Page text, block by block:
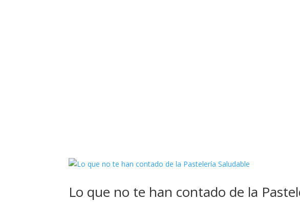
Lo que no te han contado de la